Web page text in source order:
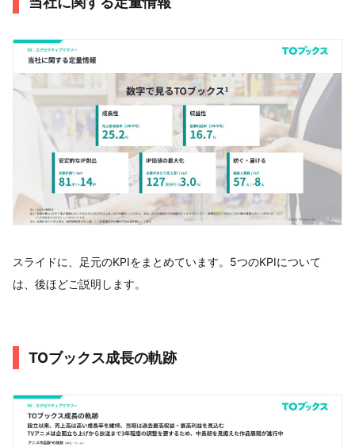
スライドに、足元のKPIをまとめています。5つのKPIについて
は、後ほどご説明します。
TOブックス成長の軌跡